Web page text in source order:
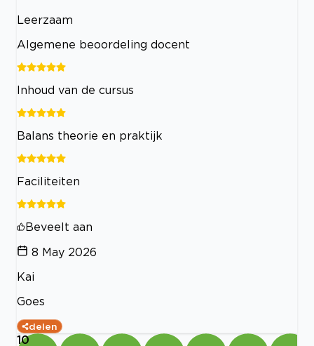
Leerzaam
Algemene beoordeling docent
Inhoud van de cursus
Balans theorie en praktijk
Faciliteiten
Beveelt aan
8 May 2026
Kai
Goes
delen
10